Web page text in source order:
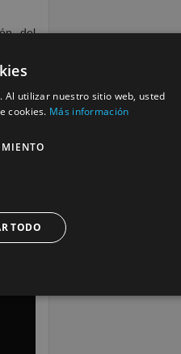
del
y
Al utilizar nuestro sitio web, usted
cookies. Más información
TODO